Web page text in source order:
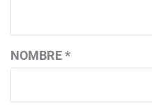
NOMBRE*